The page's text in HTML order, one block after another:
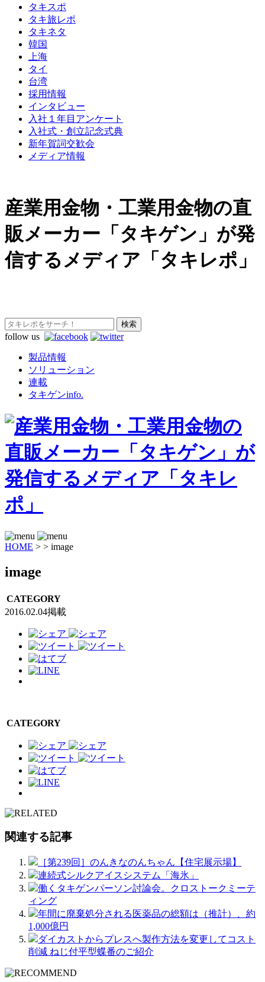
タキスポ
タキ旅レポ
タキネタ
韓国
上海
タイ
台湾
採用情報
インタビュー
入社１年目アンケート
入社式・創立記念式典
新年賀詞交歓会
メディア情報
産業用金物・工業用金物の直
販メーカー「タキゲン」が発
信するメディア「タキレポ」
follow us
製品情報
ソリューション
連載
タキゲンinfo.
HOME > > image
image
CATEGORY
2016.02.04掲載
CATEGORY
関連する記事
［第239回］のんきなのんちゃん【住宅展示場】
連続式シルクアイスシステム「海氷」
働くタキゲンパーソン討論会。クロストークミーテ
ィング
年間に廃棄処分される医薬品の総額は（推計）、約
1,000億円
ダイカストからプレスへ製作方法を変更してコスト
削減 ねじ付平型蝶番のご紹介